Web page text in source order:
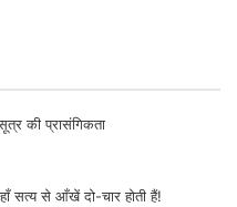
से कह दी है-
अव्यवस्था नहीं; नयी
डर नहीं; सम्मान
नहीं। यह
की प्रासंगिकता
सत्य से आँखें दो-चार होती हैं!